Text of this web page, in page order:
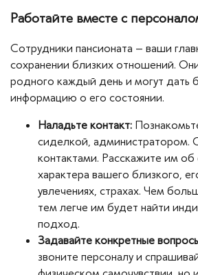
Работайте вместе с
Сотрудники пансионата – ваши
сохранении близких отношений.
родного каждый день и могут дать
информацию о его состоянии.
Наладьте контакт:
сиделкой, администратором.
контактами. Расскажите им об
характера вашего близкого,
увлечениях, страхах. Чем
тем легче им будет найти
подход.
Задавайте конкретные
звоните персоналу и